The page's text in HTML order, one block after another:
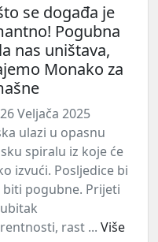
se događa je
Pogubna
nas uništava,
Monako za
Veljača 2025
ulazi u opasnu
spiralu iz koje će
izvući. Posljedice bi
biti pogubne. Prijeti
rast ... Više